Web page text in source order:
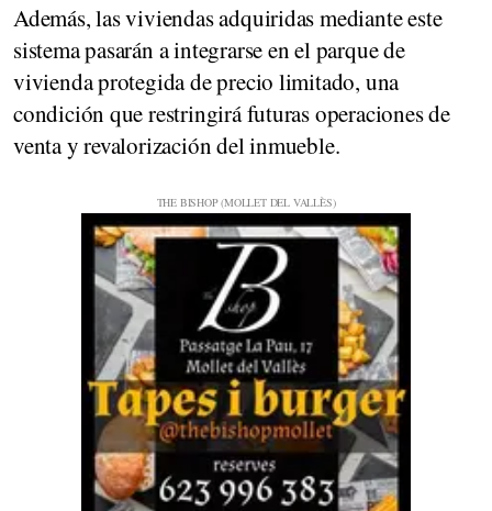
Además, las viviendas adquiridas mediante este
sistema pasarán a integrarse en el parque de
vivienda protegida de precio limitado, una
condición que restringirá futuras operaciones de
venta y revalorización del inmueble.